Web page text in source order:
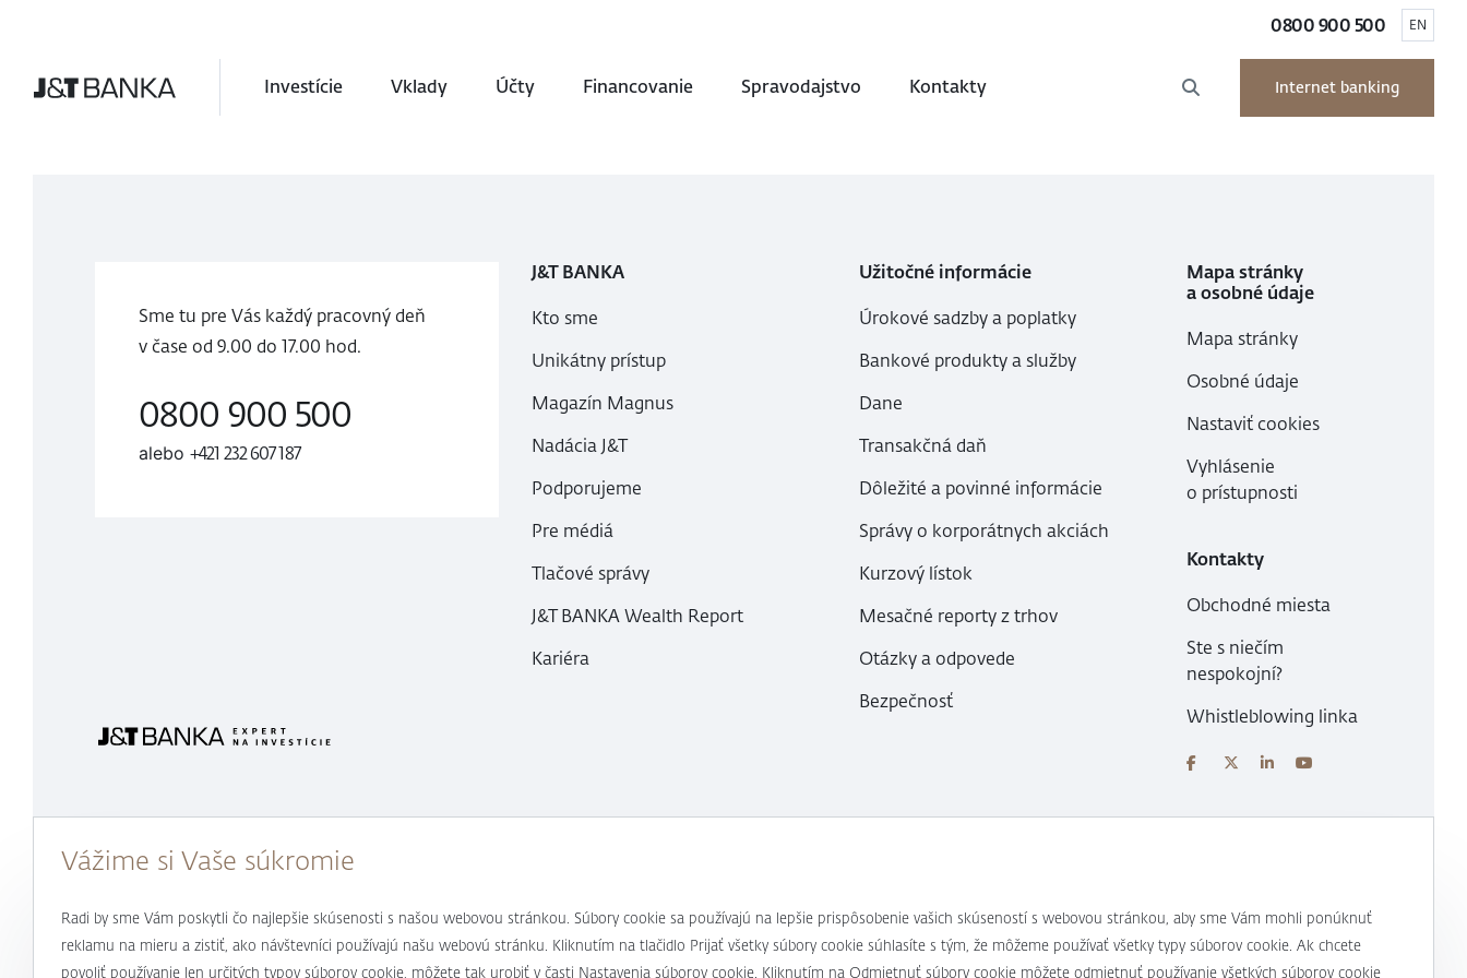
0800 900 500 EN
Investície Vklady Účty Financovanie Spravodajstvo Kontakty Internet banking
Sme tu pre Vás každý pracovný deň
v čase od 9.00 do 17.00 hod.
0800 900 500
alebo +421 232 607 187
J&T
J&T BANKA
Kto sme
Unikátny prístup
Magazín Magnus
Nadácia J&T
Podporujeme
Pre médiá
Tlačové správy
J&T BANKA Wealth Report
Kariéra
Užitočné informácie
Úrokové sadzby a poplatky
Bankové produkty a služby
Dane
Transakčná daň
Dôležité a povinné informácie
Správy o korporátnych akciách
Kurzový lístok
Mesačné reporty z trhov
Otázky a odpovede
Bezpečnosť
Mapa stránky
a osobné údaje
Mapa stránky
Osobné údaje
Nastaviť cookies
Vyhlásenie
o prístupnosti
Kontakty
Obchodné miesta
Ste s niečím
nespokojní?
Whistleblowing linka
Vážime si Vaše súkromie
Radi by sme Vám poskytli čo najlepšie skúsenosti s našou webovou stránkou. Súbory cookie sa používajú na lepšie prispôsobenie vašich skúseností s webovou stránkou, aby sme Vám mohli ponúknuť
reklamu na mieru a zistiť, ako návštevníci používajú našu webovú stránku. Kliknutím na tlačidlo Prijať všetky súbory cookie súhlasíte s tým, že môžeme používať všetky typy súborov cookie. Ak chcete
povoliť používanie len určitých typov súborov cookie, môžete tak urobiť v časti Nastavenia súborov cookie. Kliknutím na Odmietnuť súbory cookie môžete odmietnuť používanie všetkých súborov cookie